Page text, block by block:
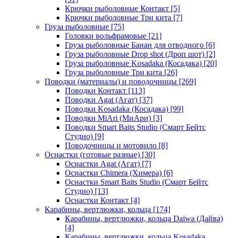
Крючки рыболовные Контакт [5]
Крючки рыболовные Три кита [7]
Груза рыболовные [75]
Головки вольфрамовые [21]
Груза рыболовные Банан для отводного [6]
Груза рыболовные Drop shot (Дроп шот) [2]
Груза рыболовные Kosadaka (Косадака) [20]
Груза рыболовные Три кита [26]
Поводки (материалы) и поводочницы [269]
Поводки Контакт [113]
Поводки Agat (Агат) [37]
Поводки Kosadaka (Косадака) [99]
Поводки MiAri (МиАри) [3]
Поводки Smart Baits Studio (Смарт Бейтс
Студио) [9]
Поводочницы и мотовило [8]
Оснастки (готовые разные) [30]
Оснастки Agat (Агат) [7]
Оснастки Chimera (Химера) [6]
Оснастки Smart Baits Studio (Смарт Бейтс
Студио) [13]
Оснастки Контакт [4]
Карабины, вертлюжки, кольца [174]
Карабины, вертлюжки, кольца Daiwa (Дайва)
[4]